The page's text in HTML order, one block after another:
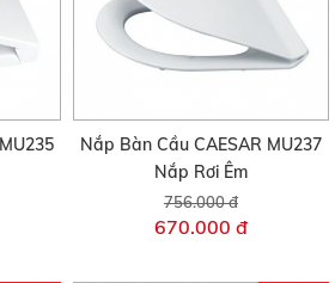
Nắp Bàn Cầu CAESAR MU237
Nắp Rơi Êm
756.000 đ
670.000 đ